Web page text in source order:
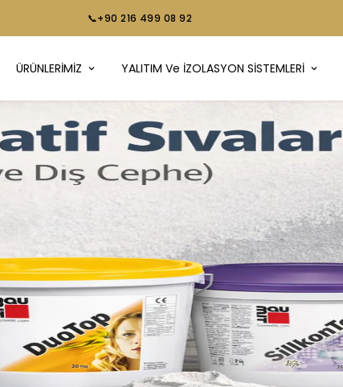
📞+90 216 499 08 92
ÜRÜNLERİMİZ YALITIM Ve İZOLASYON SİSTEMLERİ